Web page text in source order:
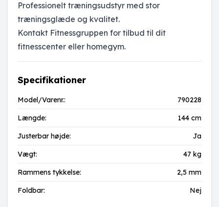
Professionelt træningsudstyr med stor
træningsglæde og kvalitet.
Kontakt Fitnessgruppen for tilbud til dit
fitnesscenter eller homegym.
Specifikationer
Model/Varenr.: 790228
Længde: 144 cm
Justerbar højde: Ja
Vægt: 47 kg
Rammens tykkelse: 2,5 mm
Foldbar: Nej